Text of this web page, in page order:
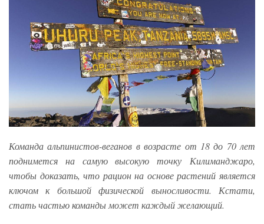
Команда альпинистов-веганов в возрасте от 18 до 70 лет
поднимется на самую высокую точку Килиманджаро,
чтобы доказать, что рацион на основе растений является
ключом к большой физической выносливости. Кстати,
стать частью команды может каждый желающий.